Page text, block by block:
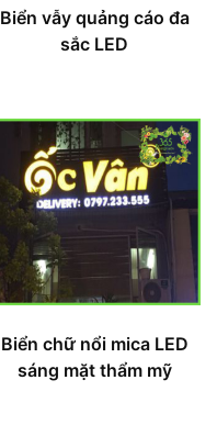
Biển vẫy quảng cáo đa
sắc LED
Biển chữ nổi mica LED
sáng mặt thẩm mỹ